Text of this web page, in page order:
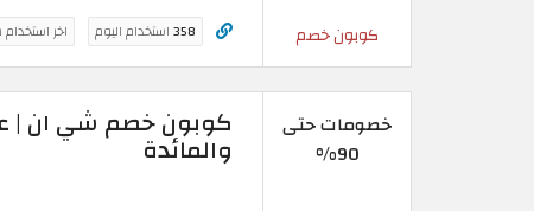
كوبون خصم 358استخدام اليوم اخر
خصومات حتى
90%
والمائدة